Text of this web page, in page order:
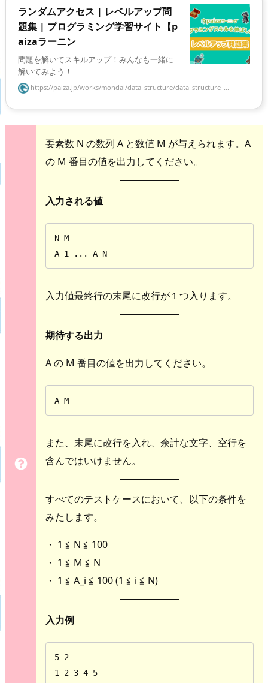
ランダムアクセス | レベルアップ問
題集 | プログラミング学習サイト【p
aizaラーニン
問題を解いてスキルアップ！みんなも一緒に
解いてみよう！
https://paiza.jp/works/mondai/data_structure/data_structure_...
要素数 N の数列 A と数値 M が与えられます。A
の M 番目の値を出力してください。
入力される値
N M
A_1 ... A_N
入力値最終行の末尾に改行が１つ入ります。
期待する出力
A の M 番目の値を出力してください。
A_M
また、末尾に改行を入れ、余計な文字、空行を
含んではいけません。
すべてのテストケースにおいて、以下の条件を
みたします。
・ 1 ≦ N ≦ 100
・ 1 ≦ M ≦ N
・ 1 ≦ A_i ≦ 100 (1 ≦ i ≦ N)
入力例
5 2
1 2 3 4 5